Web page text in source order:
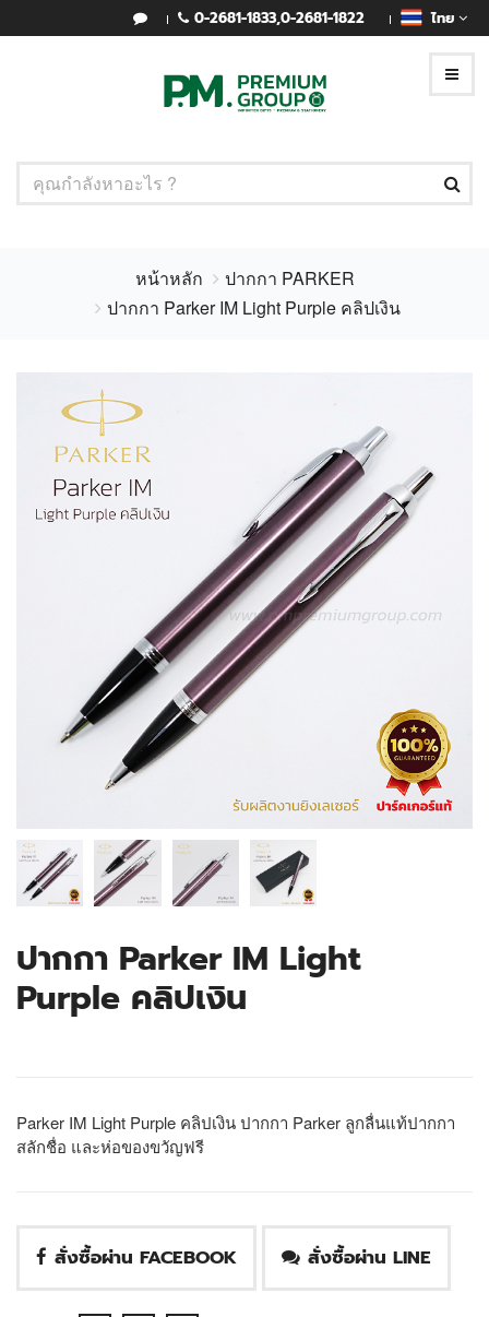
0-2681-1833,0-2681-1822 ไทย
หน้าหลัก
ปากกา PARKER
ปากกา Parker IM Light Purple คลิปเงิน
ปากกา Parker IM Light
Purple คลิปเงิน
Parker IM Light Purple คลิปเงิน ปากกา Parker ลูกลื่นแท้ปากกา
สลักชื่อ และห่อของขวัญฟรี
สั่งซื้อผ่าน FACEBOOK สั่งซื้อผ่าน LINE